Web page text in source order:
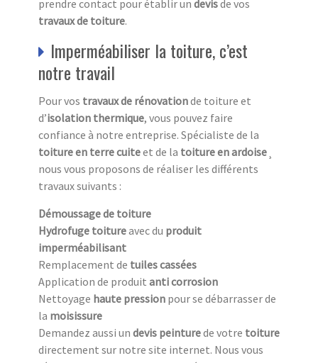
prendre contact pour établir un devisde vos
travaux de toiture.
Imperméabiliser la toiture, c’est
notre travail
Pour vos travaux de rénovationde toiture et
d’isolation thermique, vous pouvez faire
confiance à notre entreprise. Spécialiste de la
toiture en terre cuiteet de la toiture en ardoise
nous vous proposons de réaliser les différents
travaux suivants :
Démoussage de toiture
Hydrofuge toitureavec du produit
imperméabilisant
Remplacement de tuiles cassées
Application de produit anti corrosion
Nettoyage haute pression pour se débarrasser de
la moisissure
Demandez aussi un devis peinturede votre toiture
directement sur notre site internet. Nous vous